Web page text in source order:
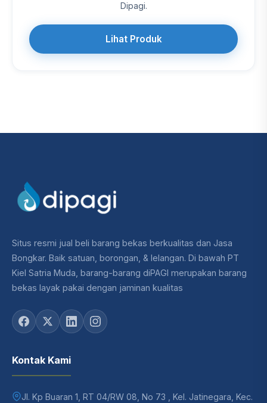
Dipagi.
Lihat Produk
Situs resmi jual beli barang bekas berkualitas dan Jasa
Bongkar. Baik satuan, borongan, & lelangan. Di bawah PT
Kiel Satria Muda, barang-barang diPAGI merupakan barang
bekas layak pakai dengan jaminan kualitas
Kontak Kami
Jl. Kp Buaran 1, RT 04/RW 08, No 73 , Kel. Jatinegara, Kec.